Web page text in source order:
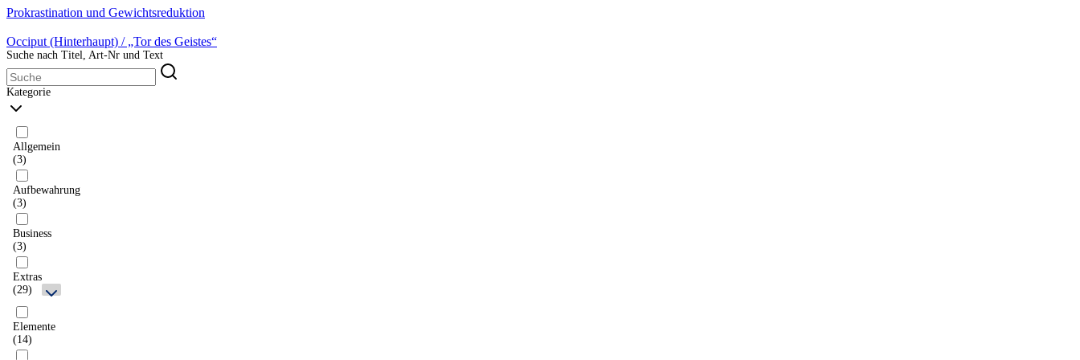
Prokrastination und Gewichtsreduktion
Occiput (Hinterhaupt) / „Tor des Geistes“
Suche nach Titel, Art-Nr und Text
Kategorie
Allgemein
(3)
Aufbewahrung
(3)
Business
(3)
Extras
(29)
Elemente
(14)